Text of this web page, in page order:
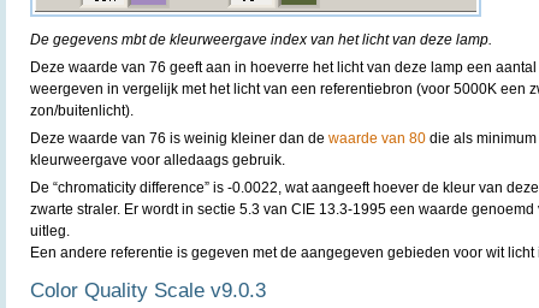
De gegevens mbt de kleurweergave index van het licht van deze lamp.
Deze waarde van 76 geeft aan in hoeverre het licht van deze lamp een
weergeven in vergelijk met het licht van een referentiebron (voor 5000K een
zon/buitenlicht).
Deze waarde van 76 is weinig kleiner dan de waarde van 80 die als
kleurweergave voor alledaags gebruik.
De “chromaticity difference” is -0.0022, wat aangeeft hoever de kleur van
zwarte straler. Er wordt in sectie 5.3 van CIE 13.3-1995 een waarde
uitleg.
Een andere referentie is gegeven met de aangegeven gebieden voor wit
Color Quality Scale v9.0.3